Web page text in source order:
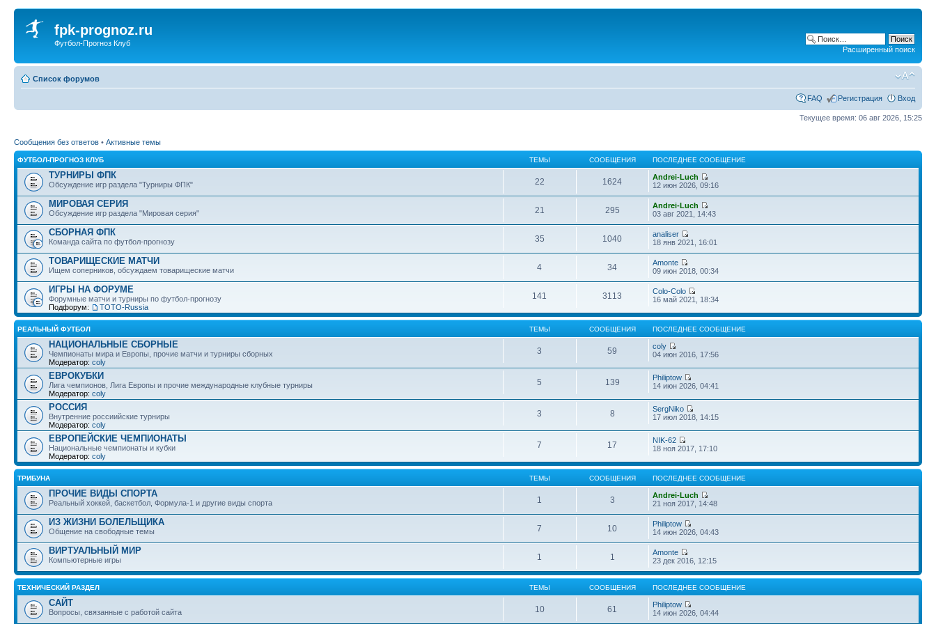
fpk-prognoz.ru
Футбол-Прогноз Клуб
Расширенный поиск
Список форумов
FAQ Регистрация Вход
Текущее время: 06 авг 2026, 15:25
Сообщения без ответов • Активные темы
ФУТБОЛ-ПРОГНОЗ КЛУБ ТЕМЫ СООБЩЕНИЯ ПОСЛЕДНЕЕ СООБЩЕНИЕ
ТУРНИРЫ ФПК
Обсуждение игр раздела "Турниры ФПК" 22 1624
Andrei-Luch
12 июн 2026, 09:16
МИРОВАЯ СЕРИЯ
Обсуждение игр раздела "Мировая серия" 21 295
Andrei-Luch
03 авг 2021, 14:43
СБОРНАЯ ФПК
Команда сайта по футбол-прогнозу 35 1040
analiser
18 янв 2021, 16:01
ТОВАРИЩЕСКИЕ МАТЧИ
Ищем соперников, обсуждаем товарищеские матчи 4 34
Amonte
09 июн 2018, 00:34
ИГРЫ НА ФОРУМЕ
Форумные матчи и турниры по футбол-прогнозу
Подфорум:
ТОТО-Russia
141 3113
Colo-Colo
16 май 2021, 18:34
РЕАЛЬНЫЙ ФУТБОЛ ТЕМЫ СООБЩЕНИЯ ПОСЛЕДНЕЕ СООБЩЕНИЕ
НАЦИОНАЛЬНЫЕ СБОРНЫЕ
Чемпионаты мира и Европы, прочие матчи и турниры сборных
Модератор: coly
3 59
coly
04 июн 2016, 17:56
ЕВРОКУБКИ
Лига чемпионов, Лига Европы и прочие международные клубные турниры
Модератор: coly
5 139
Philiptow
14 июн 2026, 04:41
РОССИЯ
Внутренние россиийские турниры
Модератор: coly
3 8
SergNiko
17 июл 2018, 14:15
ЕВРОПЕЙСКИЕ ЧЕМПИОНАТЫ
Национальные чемпионаты и кубки
Модератор: coly
7 17
NIK-62
18 ноя 2017, 17:10
ТРИБУНА ТЕМЫ СООБЩЕНИЯ ПОСЛЕДНЕЕ СООБЩЕНИЕ
ПРОЧИЕ ВИДЫ СПОРТА
Реальный хоккей, баскетбол, Формула-1 и другие виды спорта 1 3
Andrei-Luch
21 ноя 2017, 14:48
ИЗ ЖИЗНИ БОЛЕЛЬЩИКА
Общение на свободные темы 7 10
Philiptow
14 июн 2026, 04:43
ВИРТУАЛЬНЫЙ МИР
Компьютерные игры 1 1
Amonte
23 дек 2016, 12:15
ТЕХНИЧЕСКИЙ РАЗДЕЛ ТЕМЫ СООБЩЕНИЯ ПОСЛЕДНЕЕ СООБЩЕНИЕ
САЙТ
Вопросы, связанные с работой сайта 10 61
Philiptow
14 июн 2026, 04:44